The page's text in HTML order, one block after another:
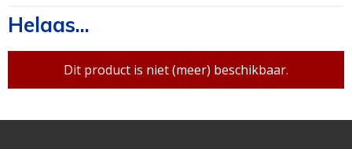
Helaas...
Dit product is niet (meer) beschikbaar.